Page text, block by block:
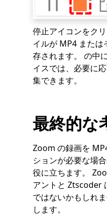
停止アイコンをク
イルが MP4 また
存されます。 の中
イスでは、必要に
集できます。
最終的な
Zoom の録画を
ションが必要な場
役に立ちます。
アントと Ztscoder
ではないかもしれ
します。